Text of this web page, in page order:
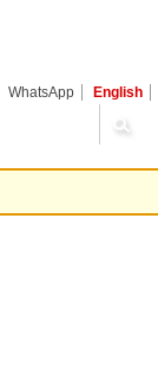
WhatsApp English